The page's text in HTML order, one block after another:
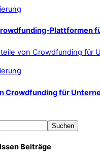
Plattformen
Crowdfunding für
Suchen
Beiträge